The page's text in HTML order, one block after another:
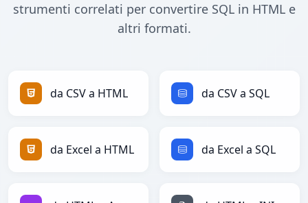
strumenti correlati per convertire SQL in HTML e
altri formati.
da CSV a HTML da CSV a SQL
da Excel a HTML da Excel a SQL